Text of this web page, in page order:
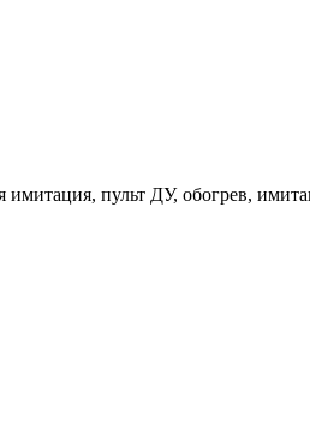
пульт ДУ, обогрев,